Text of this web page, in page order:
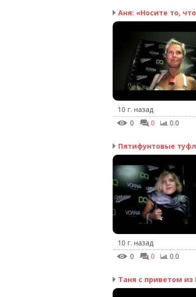
Аня: «Носите то,
10 г. назад
0
0 0.0
Пятифунтовые
10 г. назад
0
0 0.0